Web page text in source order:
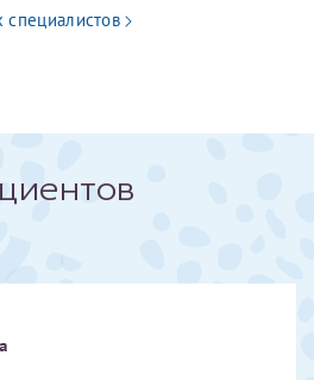
специалистов
кто будет получать вычет - ФИО